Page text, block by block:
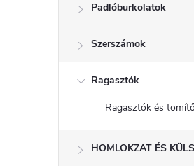
Padlóburkolatok
Szerszámok
Ragasztók
Ragasztók és
HOMLOKZAT ÉS